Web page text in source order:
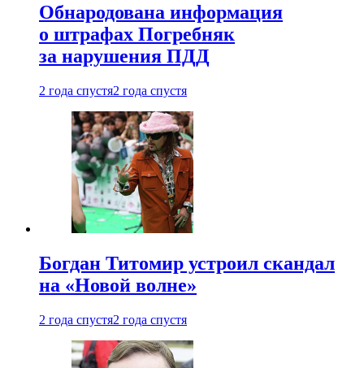
Обнародована информация
о штрафах Погребняк
за нарушения ПДД
2 года спустя2 года спустя
Богдан Титомир устроил скандал
на «Новой волне»
2 года спустя2 года спустя